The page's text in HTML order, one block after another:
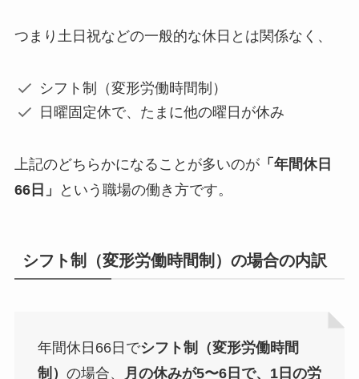
つまり土日祝などの一般的な休日とは関係なく、
シフト制（変形労働時間制）
日曜固定休で、たまに他の曜日が休み
上記のどちらかになることが多いのが「年間休日
66日」
という職場の働き方です。
シフト制（変形労働時間制）の場合の内訳
年間休日66日でシフト制（変形労働時間
制） の場合、 月の休みが5〜6日で、1日の労